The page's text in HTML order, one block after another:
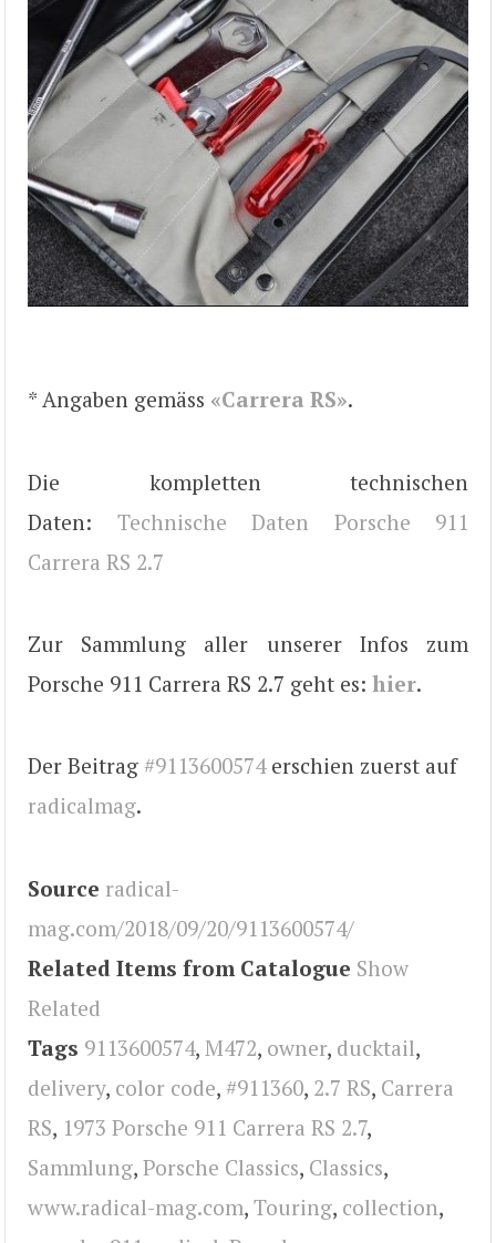
* Angaben gemäss «Carrera RS».
Die kompletten technischen
Daten: Technische Daten Porsche 911
Carrera RS 2.7
Zur Sammlung aller unserer Infos zum
Porsche 911 Carrera RS 2.7 geht es: hier.
Der Beitrag #9113600574erschien zuerst auf
radicalmag.
Source radical-
mag.com/2018/09/20/9113600574/
Related Items from Catalogue Show
Related
Tags 9113600574, M472, owner, ducktail,
delivery, color code, #911360, 2.7 RS, Carrera
RS, 1973 Porsche 911 Carrera RS 2.7,
Sammlung, Porsche Classics, Classics,
www.radical-mag.com, Touring, collection,